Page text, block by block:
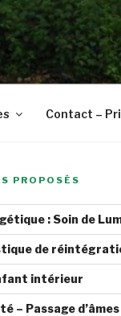
Contact –
PROPOSÉS
: Soin de
de
intérieur
– Passage d’âmes